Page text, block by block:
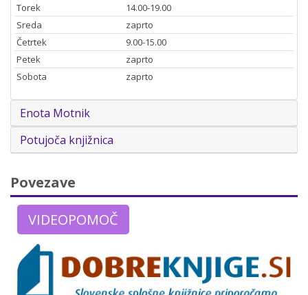
Torek
14.00-19.00
Sreda
zaprto
Četrtek
9.00-15.00
Petek
zaprto
Sobota
zaprto
Enota Motnik
Potujoča knjižnica
Povezave
VIDEOPOMOČ